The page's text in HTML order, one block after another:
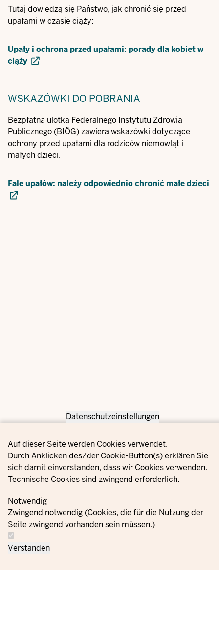
Privacy settings
Datenschutzeinstellungen
Auf dieser Seite werden Cookies verwendet.
Durch Anklicken des/der Cookie-Button(s) erklären Sie
sich damit einverstanden, dass wir Cookies verwenden.
Technische Cookies sind zwingend erforderlich.
Notwendig
Zwingend notwendig (Cookies, die für die Nutzung der
Seite zwingend vorhanden sein müssen.)
Verstanden
Tutaj dowiedzą się Państwo, jak chronić się przed
upałami w czasie ciąży:
Upały i ochrona przed upałami: porady dla kobiet w
ciąży
WSKAZÓWKI DO POBRANIA
Bezpłatna ulotka Federalnego Instytutu Zdrowia
Publicznego (BIÖG) zawiera wskazówki dotyczące
ochrony przed upałami dla rodziców niemowląt i
małych dzieci.
Fale upałów: należy odpowiednio chronić małe dzieci